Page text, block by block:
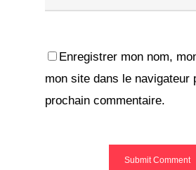
Enregistrer mon nom,
mon site dans le navigateur
prochain commentaire.